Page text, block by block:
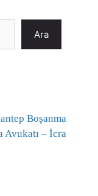
Ara
Boşanma
Avukatı – İcra